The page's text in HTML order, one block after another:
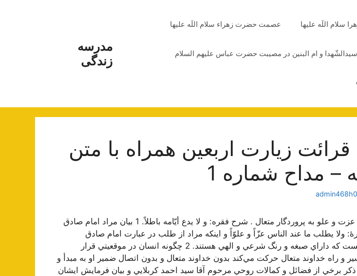
مدرسه
زندگی
سلام اللَه علیها عصمت حضرت زهراء سلام اللَه علیها
و ام البنین در مصیبت حضرت عباس علیهم السلام
قرائت زیارت اربعین همراه با متن
– مداح شماره 1
اختصاص حقيقت عزت و علو به پروردگار متعال . شرح فقره: و لا يدع أيّامه باطلاً. 1 بيان مراد امام صادق
ولا يطلب ما عند الناس عزّاً و علوّاً و اينكه مراد از طلب در عبارت امام صادق
عليه‌السلام اموريست كه داراي صبغه و رنگ شرعي و الهي هستند. 2 چگونه انسان در موقعيتي قرار
و راه خداوند متعال حركت مي‌كند بدون خداوند متعال و بدون اتصال ضمير او به مبدأ و
حقيقت توحيد. 3 ذكر برخي از فضائل و كمالات روحي مرحوم آقا سيد احمد كربلايي و بيان فرمايش ايشان